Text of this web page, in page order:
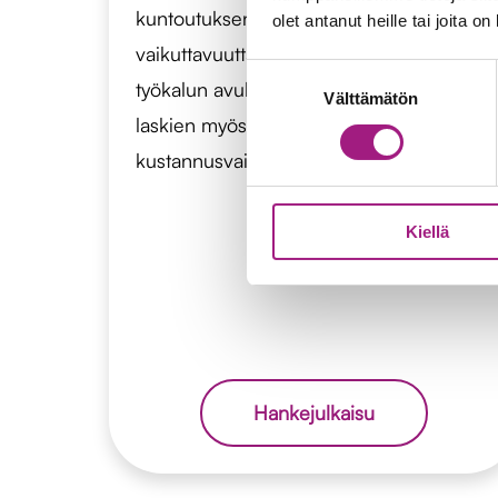
olet antanut heille tai joita
valinta
Välttämätön
Kiellä
kuntoutuksen malli. Hankkeen
vaikuttavuutta arvioitiin Tulostähti-
työkalun avulla ja tuloksia analysoitiin
laskien myös yhteiskunnallista hyötyä ja
kustannusvaikutuksia.
Hankejulkaisu